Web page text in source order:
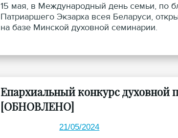
15 мая, в Международный день семьи, по
Патриаршего Экзарха всея Беларуси,
на базе Минской духовной семинарии.
Епархиальный конкурс духовной
[ОБНОВЛЕНО]
21/05/2024